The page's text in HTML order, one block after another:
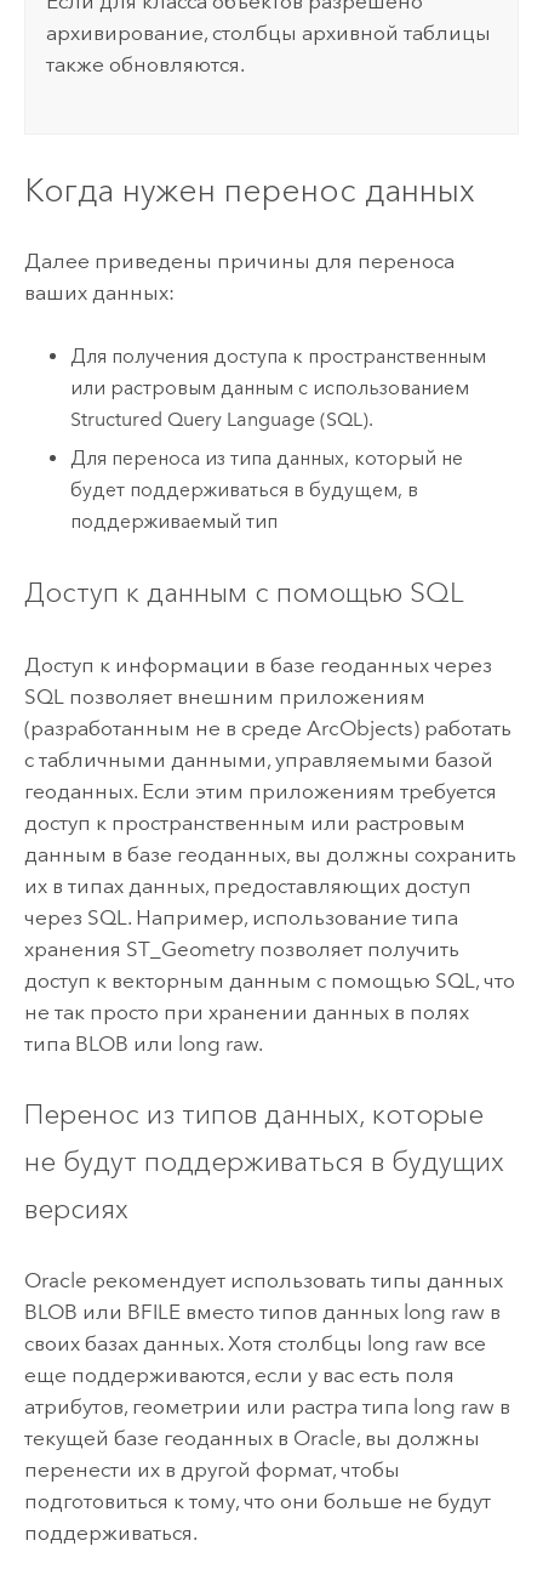
архивирование, столбцы архивной таблицы
также обновляются.
Когда нужен перенос данных
Далее приведены причины для переноса
ваших данных:
Для получения доступа к пространственным
или растровым данным с использованием
Structured Query Language (SQL).
Для переноса из типа данных, который не
будет поддерживаться в будущем, в
поддерживаемый тип
Доступ к данным с помощью SQL
Доступ к информации в базе геоданных через
SQL позволяет внешним приложениям
(разработанным не в среде ArcObjects) работать
с табличными данными, управляемыми базой
геоданных. Если этим приложениям требуется
доступ к пространственным или растровым
данным в базе геоданных, вы должны сохранить
их в типах данных, предоставляющих доступ
через SQL. Например, использование типа
хранения ST_Geometry позволяет получить
доступ к векторным данным с помощью SQL, что
не так просто при хранении данных в полях
типа BLOB или long raw.
Перенос из типов данных, которые
не будут поддерживаться в будущих
версиях
Oracle рекомендует использовать типы данных
BLOB или BFILE вместо типов данных long raw в
своих базах данных. Хотя столбцы long raw все
еще поддерживаются, если у вас есть поля
атрибутов, геометрии или растра типа long raw в
текущей базе геоданных в Oracle, вы должны
перенести их в другой формат, чтобы
подготовиться к тому, что они больше не будут
поддерживаться.